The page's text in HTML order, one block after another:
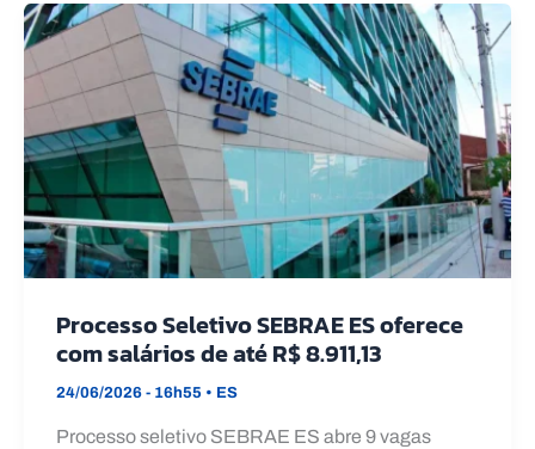
Processo Seletivo SEBRAE ES oferece
com salários de até R$ 8.911,13
24/06/2026 - 16h55 • ES
Processo seletivo SEBRAE ES abre 9 vagas